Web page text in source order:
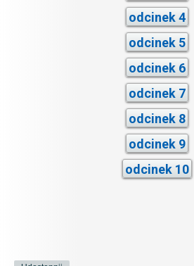
odcinek 4
odcinek 5
odcinek 6
odcinek 7
odcinek 8
odcinek 9
odcinek 10